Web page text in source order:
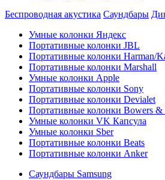
Беспроводная акустика Саундбары
Умные колонки Яндекс
Портативные колонки JBL
Портативные колонки Harman/
Портативные колонки Marshall
Умные колонки Apple
Портативные колонки Sony
Портативные колонки Devialet
Портативные колонки Bowers &
Умные колонки VK Капсула
Умные колонки Sber
Портативные колонки Beats
Портативные колонки Anker
Саундбары Samsung